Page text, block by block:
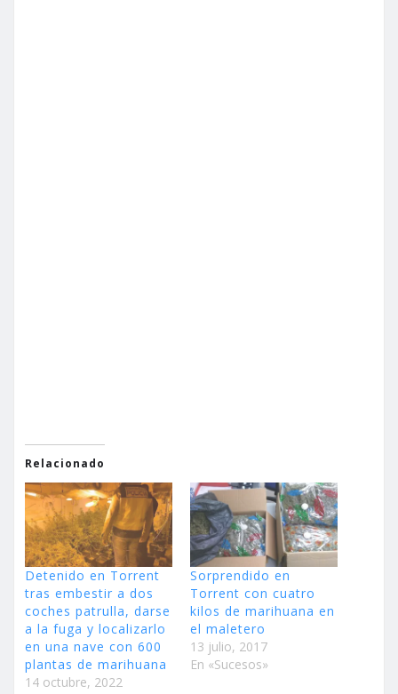
Relacionado
Detenido en Torrent
tras embestir a dos
coches patrulla, darse
a la fuga y localizarlo
en una nave con 600
plantas de marihuana
14 octubre, 2022
Sorprendido en
Torrent con cuatro
kilos de marihuana en
el maletero
13 julio, 2017
En «Sucesos»